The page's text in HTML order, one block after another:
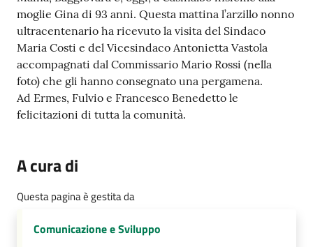
Seguici
su
moglie Gina di 93 anni. Questa mattina l’arzillo nonno
ultracentenario ha ricevuto la visita del Sindaco
Maria Costi e del Vicesindaco Antonietta Vastola
accompagnati dal Commissario Mario Rossi (nella
foto) che gli hanno consegnato una pergamena.
Ad Ermes, Fulvio e Francesco Benedetto le
felicitazioni di tutta la comunità.
A cura di
Questa pagina è gestita da
Comunicazione e Sviluppo